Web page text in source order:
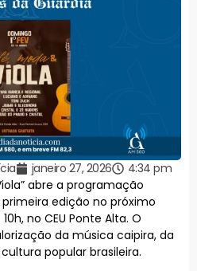
janeiro 27, 2026
4:34 pm
abre a programação
edição no próximo
no CEU Ponte Alta. O
da música caipira, da
popular brasileira.